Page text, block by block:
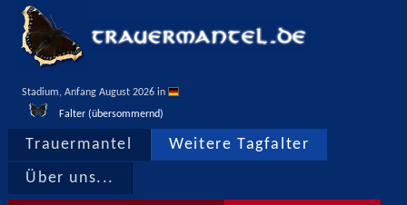
Stadium, Anfang August 2026 in
Falter (übersommernd)
Trauermantel Weitere Tagfalter
Über uns...